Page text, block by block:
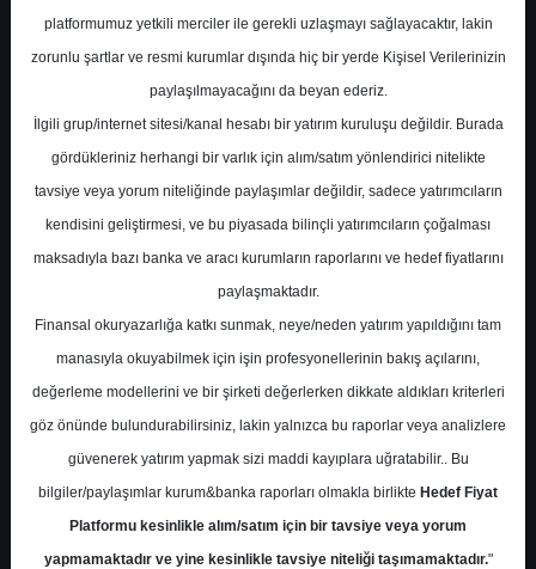
En Yüksek Tahmin
Ortalama Fiyat Tahmini
Ortalama Getiri Potansiyeli
Kurum Sayısı
6
4 2
platformumuz yetkili merciler ile gerekli uzlaşmayı sağlayacaktır, lakin
zorunlu şartlar ve resmi kurumlar dışında hiç bir yerde Kişisel Verilerinizin
paylaşılmayacağını da beyan ederiz.
İlgili grup/internet sitesi/kanal hesabı bir yatırım kuruluşu değildir. Burada
gördükleriniz herhangi bir varlık için alım/satım yönlendirici nitelikte
tavsiye veya yorum niteliğinde paylaşımlar değildir, sadece yatırımcıların
kendisini geliştirmesi, ve bu piyasada bilinçli yatırımcıların çoğalması
maksadıyla bazı banka ve aracı kurumların raporlarını ve hedef fiyatlarını
paylaşmaktadır.
Finansal okuryazarlığa katkı sunmak, neye/neden yatırım yapıldığını tam
manasıyla okuyabilmek için işin profesyonellerinin bakış açılarını,
değerleme modellerini ve bir şirketi değerlerken dikkate aldıkları kriterleri
göz önünde bulundurabilirsiniz, lakin yalnızca bu raporlar veya analizlere
güvenerek yatırım yapmak sizi maddi kayıplara uğratabilir.. Bu
bilgiler/paylaşımlar kurum&banka raporları olmakla birlikte Hedef Fiyat
Platformu kesinlikle alım/satım için bir tavsiye veya yorum
yapmamaktadır ve yine kesinlikle tavsiye niteliği taşımamaktadır."